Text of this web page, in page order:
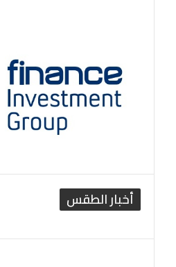
أخبار الطقس